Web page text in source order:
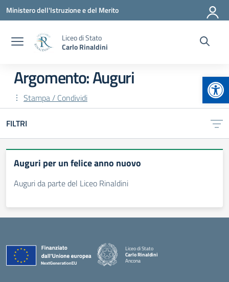
Vai ai contenuti
Vai al menu di navigazione
Vai al footer
Ministero dell'Istruzione e del Merito
Liceo di Stato
Carlo Rinaldini
Argomento: Auguri
Stampa / Condividi
FILTRI
Auguri per un felice anno nuovo
Auguri da parte del Liceo Rinaldini
Liceo di Stato
Carlo Rinaldini
Ancona